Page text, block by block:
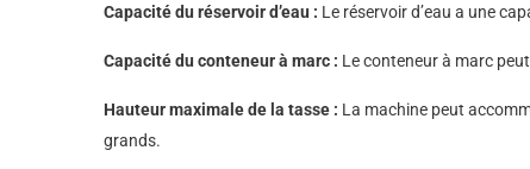
Capacité du réservoir d’eau : Le réservoir d’eau a une
Capacité du conteneur à marc : Le conteneur à marc
Hauteur maximale de la tasse : La machine peut
grands.